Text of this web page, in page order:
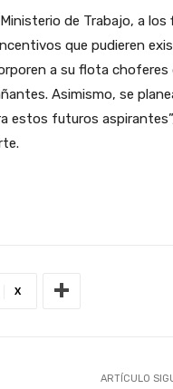
de Trabajo, a los
que pudieren
a su flota choferes
Asimismo, se
estos futuros
X
ARTÍCULO